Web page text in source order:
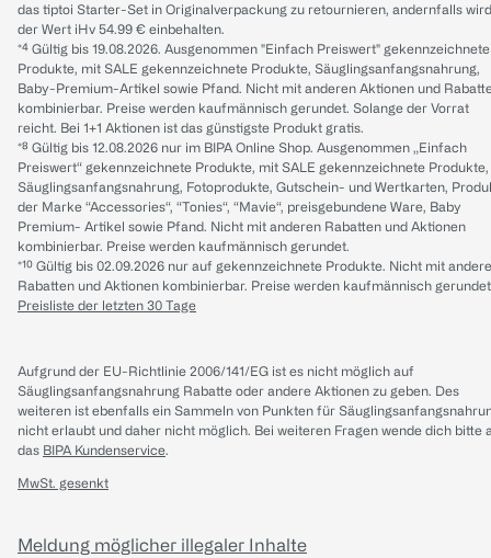
das tiptoi Starter-Set in Originalverpackung zu retournieren, andernfalls wird
der Wert iHv 54.99 € einbehalten.
*⁴ Gültig bis 19.08.2026. Ausgenommen "Einfach Preiswert" gekennzeichnete
Produkte, mit SALE gekennzeichnete Produkte, Säuglingsanfangsnahrung,
Baby-Premium-Artikel sowie Pfand. Nicht mit anderen Aktionen und
kombinierbar. Preise werden kaufmännisch gerundet. Solange der Vorrat
reicht. Bei 1+1 Aktionen ist das günstigste Produkt gratis.
*⁸ Gültig bis 12.08.2026 nur im BIPA Online Shop. Ausgenommen „Einfach
Preiswert“ gekennzeichnete Produkte, mit SALE gekennzeichnete Produkte,
Säuglingsanfangsnahrung, Fotoprodukte, Gutschein- und Wertkarten,
der Marke “Accessories“, “Tonies“, “Mavie“, preisgebundene Ware, Baby
Premium- Artikel sowie Pfand. Nicht mit anderen Rabatten und Aktionen
kombinierbar. Preise werden kaufmännisch gerundet.
*¹⁰ Gültig bis 02.09.2026 nur auf gekennzeichnete Produkte. Nicht mit
Rabatten und Aktionen kombinierbar. Preise werden kaufmännisch
Preisliste der letzten 30 Tage
Aufgrund der EU-Richtlinie 2006/141/EG ist es nicht möglich auf
Säuglingsanfangsnahrung Rabatte oder andere Aktionen zu geben. Des
weiteren ist ebenfalls ein Sammeln von Punkten für
nicht erlaubt und daher nicht möglich. Bei weiteren Fragen wende dich bitte
das BIPA Kundenservice.
MwSt. gesenkt
Meldung möglicher illegaler Inhalte